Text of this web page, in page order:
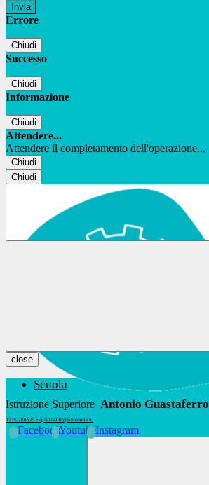
Errore
Chiudi
Successo
Chiudi
Informazione
Chiudi
Attendere...
Attendere il completamento dell'operazione...
Chiudi
Chiudi
Istruzione Superiore Antonio Guastaferro
0735.780525 • apis01400t@istruzione.it
FacebookYoutubeInstagram
close
Scuola